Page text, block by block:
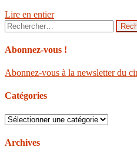
Lire en entier
Rechercher :
Abonnez-vous !
Abonnez-vous à la newsletter du
Catégories
Catégories
Archives